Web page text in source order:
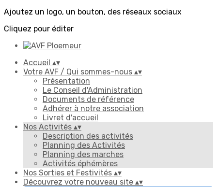
Ajoutez un logo, un bouton, des réseaux sociaux
Cliquez pour éditer
Accueil ▴▾
Votre AVF / Qui sommes-nous ▴▾
Présentation
Le Conseil d'Administration
Documents de référence
Adhérer à notre association
Livret d'accueil
Nos Activités ▴▾
Description des activités
Planning des Activités
Planning des marches
Activités éphémères
Nos Sorties et Festivités ▴▾
Découvrez votre nouveau site ▴▾